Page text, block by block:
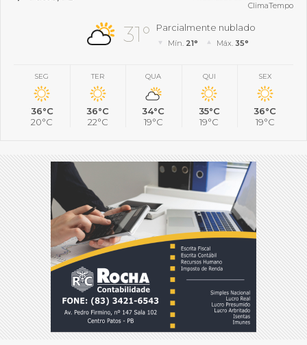
ClimaTempo
31° Parcialmente nublado
Mín. 21° Máx. 35°
SEG
36°C
20°C
TER
36°C
22°C
QUA
34°C
19°C
QUI
35°C
19°C
SEX
36°C
19°C